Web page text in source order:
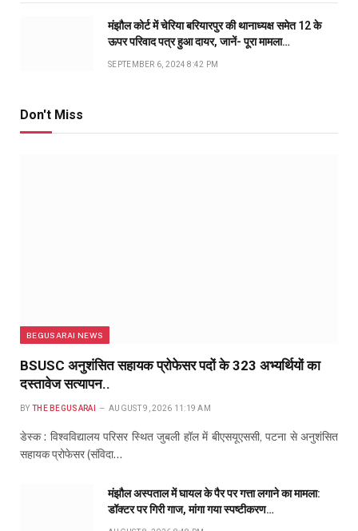
मंझौल कोर्ट में चेरिया बरियारपुर की थानाध्यक्ष समेत 12 के
ऊपर परिवाद पत्र हुआ दायर, जानें- पूरा मामला…
SEPTEMBER 6, 2024 8:42 PM
Don't Miss
BEGUSARAI NEWS
BSUSC अनुशंसित सहायक प्रोफेसर पदों के 323 अभ्यर्थियों का
दस्तावेज सत्यापन..
BY THE BEGUSARAI AUGUST 9, 2026 11:19 AM
डेस्क : विश्वविद्यालय परिसर स्थित जुबली हॉल में बीएसयूएससी, पटना से अनुशंसित
सहायक प्रोफेसर (संविदा…
मंझौल अस्पताल में घायल के पैर पर गत्ता लगाने का मामला:
डॉक्टर पर गिरी गाज, मांगा गया स्पष्टीकरण…